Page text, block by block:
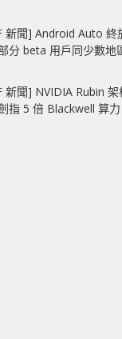
新聞] Android Auto
分 beta 用戶同少數地
新聞] NVIDIA Rubin
指 5 倍 Blackwell 算力